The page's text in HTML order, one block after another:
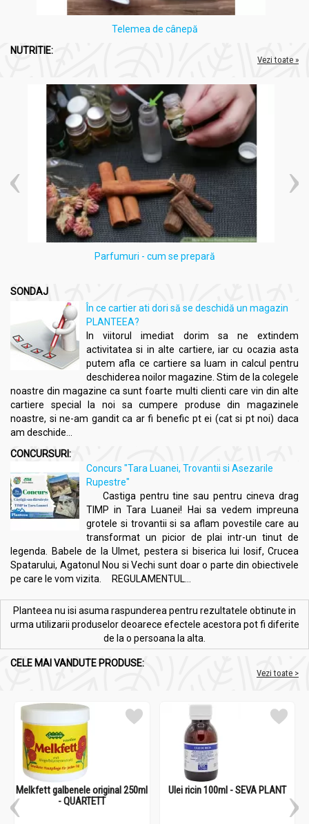
A nu se lăsa la îndemâna şi la vederea copiilor mici.
Telemea de cânepă
NUTRITIE:
Vezi toate »
Parfumuri - cum se prepară
SONDAJ
În ce cartier ati dori să se deschidă un magazin
PLANTEEA?
In viitorul imediat dorim sa ne extindem
activitatea si in alte cartiere, iar cu ocazia asta
putem afla ce cartiere sa luam in calcul pentru
deschiderea noilor magazine. Stim de la colegele
noastre din magazine ca sunt foarte multi clienti care vin din alte
cartiere special la noi sa cumpere produse din magazinele
noastre, si ne-am gandit ca ar fi benefic pt ei (cat si pt noi) daca
am deschide...
CONCURSURI:
Concurs "Tara Luanei, Trovantii si Asezarile
Rupestre"
Castiga pentru tine sau pentru cineva drag
TIMP in Tara Luanei! Hai sa vedem impreuna
grotele si trovantii si sa aflam povestile care au
transformat un picior de plai intr-un tinut de
legenda. Babele de la Ulmet, pestera si biserica lui Iosif, Crucea
Spatarului, Agatonul Nou si Vechi sunt doar o parte din obiectivele
pe care le vom vizita. REGULAMENTUL...
Planteea nu isi asuma raspunderea pentru rezultatele obtinute in
urma utilizarii produselor deoarece efectele acestora pot fi diferite
de la o persoana la alta.
CELE MAI VANDUTE PRODUSE:
Vezi toate >
Melkfett galbenele original 250ml
- QUARTETT
Ulei ricin 100ml - SEVA PLANT